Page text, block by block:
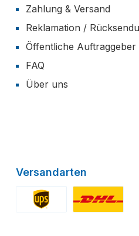
Zahlung & Versand
Reklamation /
Öffentliche Auftraggeber
FAQ
Über uns
Versandarten